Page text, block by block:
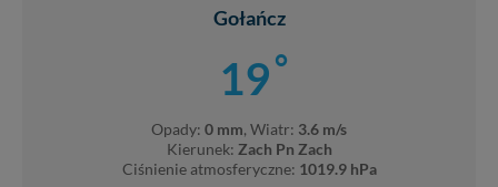
Gołańcz
19°
Opady: 0 mm, Wiatr: 3.6 m/s
Kierunek: Zach Pn Zach
Ciśnienie atmosferyczne: 1019.9 hPa